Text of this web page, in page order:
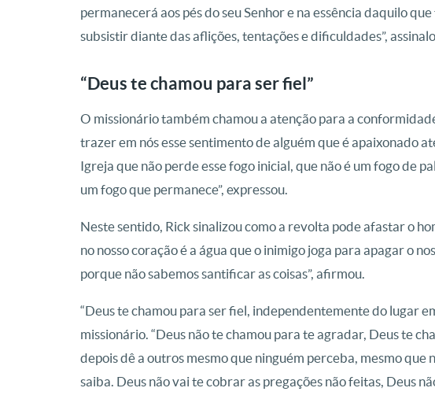
permanecerá aos pés do seu Senhor e na essência daquilo
subsistir diante das aflições, tentações e dificuldades”,
“Deus te chamou para ser fiel”
O missionário também chamou a atenção para a
trazer em nós esse sentimento de alguém que é apaixonado
Igreja que não perde esse fogo inicial, que não é um fogo de
um fogo que permanece”, expressou.
Neste sentido, Rick sinalizou como a revolta pode afastar o
no nosso coração é a água que o inimigo joga para apagar o
porque não sabemos santificar as coisas”, afirmou.
“Deus te chamou para ser fiel, independentemente do lugar
missionário. “Deus não te chamou para te agradar, Deus te
depois dê a outros mesmo que ninguém perceba, mesmo que
saiba. Deus não vai te cobrar as pregações não feitas, Deus